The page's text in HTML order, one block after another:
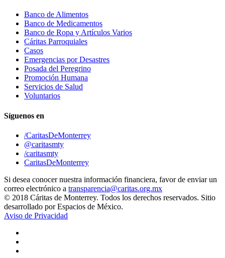
Banco de Alimentos
Banco de Medicamentos
Banco de Ropa y Artículos Varios
Cáritas Parroquiales
Casos
Emergencias por Desastres
Posada del Peregrino
Promoción Humana
Servicios de Salud
Voluntarios
Síguenos en
/CaritasDeMonterrey
@caritasmty
/caritasmty
CaritasDeMonterrey
Si desea conocer nuestra información financiera, favor de enviar un
correo electrónico a transparencia@caritas.org.mx
© 2018 Cáritas de Monterrey. Todos los derechos reservados. Sitio
desarrollado por Espacios de México.
Aviso de Privacidad